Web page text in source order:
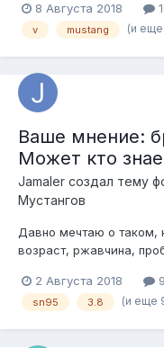
8 Августа 2018
v mustang (и еще
Ваше мнение:
Может кто
Jamaler создал тему
Мустангов
Давно мечтаю о таком,
возраст, ржавчина,
заняться ремонтом
работало... подтеки
2 Августа 2018
sn95 3.8 (и еще